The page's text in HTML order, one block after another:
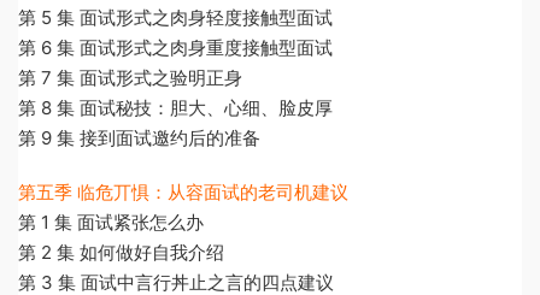
第 5 集 面试形式之肉身轻度接触型面试
第 6 集 面试形式之肉身重度接触型面试
第 7 集 面试形式之验明正身
第 8 集 面试秘技：胆大、心细、脸皮厚
第 9 集 接到面试邀约后的准备
第五季 临危丌惧：从容面试的老司机建议
第 1 集 面试紧张怎么办
第 2 集 如何做好自我介绍
第 3 集 面试中言行丼止之言的四点建议